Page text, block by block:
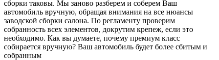
сборки таковы. Мы заново разберем и соберем Ваш
автомобиль вручную, обращая внимания на все нюансы
заводской сборки салона. По регламенту проверим
собранность всех элементов, докрутим крепеж, если это
необходимо. Как вы думаете, почему премиум класс
собирается вручную? Ваш автомобиль будет более сбитым и
собранным